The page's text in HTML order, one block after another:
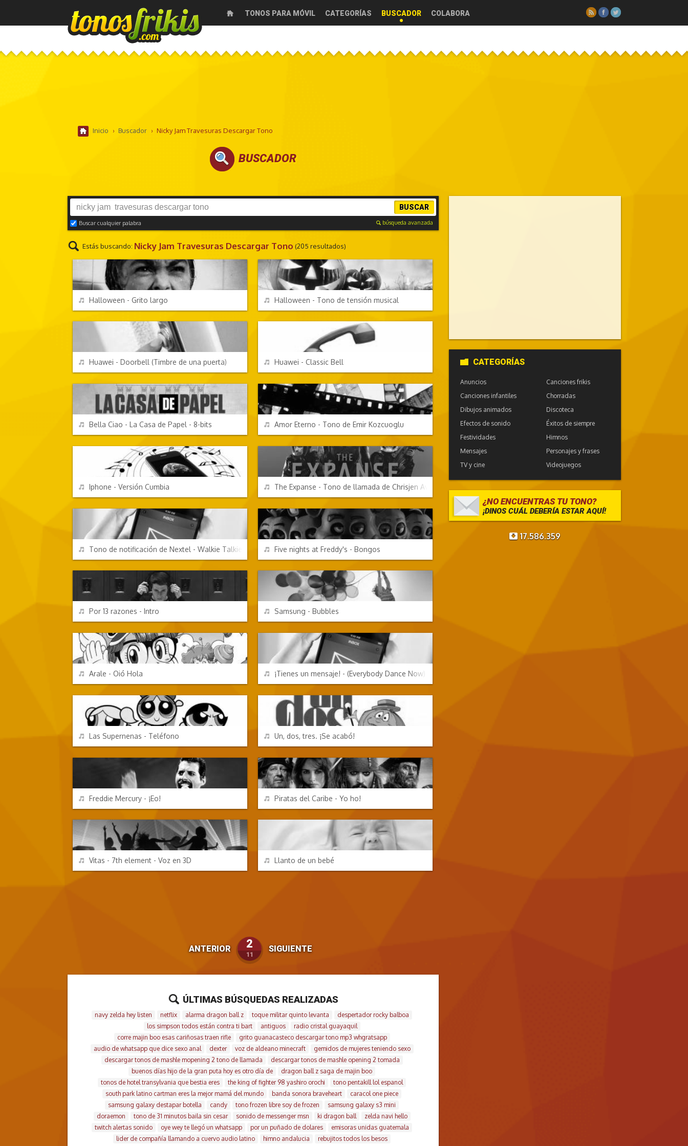
TONOS PARA MÓVIL CATEGORÍAS BUSCADOR COLABORA
Inicio › Buscador › Nicky Jam Travesuras Descargar Tono
BUSCADOR
BUSCAR
Buscar cualquier palabra búsqueda avanzada
Estás buscando: Nicky Jam Travesuras Descargar Tono (205 resultados)
EFECTOS DE SONIDO
REPRODUCIR
Halloween - Grito largo REPRODUCIR
Halloween - Tono de tensión musical
EFECTOS DE SONIDO
REPRODUCIR
Huawei - Doorbell (Timbre de una puerta)
EFECTOS DE SONIDO
REPRODUCIR
Huawei - Classic Bell
TV Y CINE
REPRODUCIR
Bella Ciao - La Casa de Papel - 8-bits
TV Y CINE
REPRODUCIR
Amor Eterno - Tono de Emir Kozcuoglu
EFECTOS DE SONIDO
REPRODUCIR
Iphone - Versión Cumbia
EFECTOS DE SONIDO
REPRODUCIR
The Expanse - Tono de llamada de Chrisjen Avasarala
EFECTOS DE SONIDO
REPRODUCIR
Tono de notificación de Nextel - Walkie Talkie
VIDEOJUEGOS
REPRODUCIR
Five nights at Freddy's - Bongos
TV Y CINE
REPRODUCIR
Por 13 razones - Intro
EFECTOS DE SONIDO
REPRODUCIR
Samsung - Bubbles
PERSONAJES Y FRASES
REPRODUCIR
Arale - Oió Hola
CANCIONES FRIKIS
REPRODUCIR
¡Tienes un mensaje! - (Everybody Dance Now)
DIBUJOS ANIMADOS
REPRODUCIR
Las Supernenas - Teléfono
TV Y CINE
REPRODUCIR
Un, dos, tres. ¡Se acabó!
PERSONAJES Y FRASES
REPRODUCIR
Freddie Mercury - ¡Eo!
TV Y CINE
REPRODUCIR
Piratas del Caribe - Yo ho!
CHORRADAS
REPRODUCIR
Vitas - 7th element - Voz en 3D
EFECTOS DE SONIDO
REPRODUCIR
Llanto de un bebé
ANTERIOR 2
11
SIGUIENTE
ÚLTIMAS BÚSQUEDAS REALIZADAS
navy zelda hey listen netflix alarma dragon ball z toque militar quinto levanta
despertador rocky balboa
los simpson todos están contra ti bart
antiguos
radio cristal guayaquil
corre majin boo esas cariñosas traen rifle
grito guanacasteco descargar tono mp3 whgratsapp
audio de whatsapp que dice sexo anal
dexter voz de aldeano minecraft
gemidos de mujeres teniendo sexo
descargar tonos de mashle mopening 2 tono de llamada
descargar tonos de mashle opening 2 tomada
buenos días hijo de la gran puta hoy es otro día de
dragon ball z saga de majin boo
tonos de hotel transylvania que bestia eres
the king of fighter 98 yashiro orochi
tono pentakill lol espanol
south park latino cartman eres la mejor mamá del mundo
banda sonora braveheart
caracol one piece
samsung galaxy destapar botella
candy tono frozen libre soy de frozen
samsung galaxy s3 mini
doraemon
tono de 31 minutos baila sin cesar sonido de messenger msn ki dragon ball
zelda navi hello
twitch alertas sonido
oye wey te llegó un whatsapp por un puñado de dolares
emisoras unidas guatemala
lider de compañía llamando a cuervo audio latino
himno andalucia rebujitos todos los besos
CATEGORÍAS
Anuncios
Canciones frikis
Canciones infantiles
Chorradas
Dibujos animados
Discoteca
Efectos de sonido
Éxitos de siempre
Festividades
Himnos
Mensajes
Personajes y frases
TV y cine
Videojuegos
¿NO ENCUENTRAS TU TONO?
¡DINOS CUÁL DEBERÍA ESTAR AQUÍ!
17.586.359